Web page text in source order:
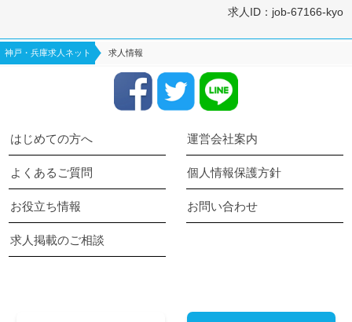
求人ID：job-67166-kyo
神戸・兵庫求人ネット 求人情報
はじめての方へ 運営会社案内
よくあるご質問 個人情報保護方針
お役立ち情報 お問い合わせ
求人掲載のご相談